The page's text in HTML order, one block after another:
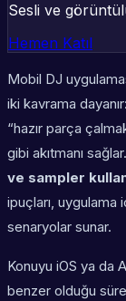
Sesli ve
Hemen Katıl
Mobil DJ
iki kavrama
“hazır parça
gibi akıtmanı
ve sampler
ipuçları, uygulama
senaryolar sunar.
Konuyu iOS ya da
benzer olduğu